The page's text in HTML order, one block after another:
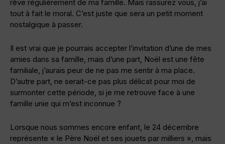
rêve régulièrement de ma famille. Mais rassurez vous, j’ai
tout à fait le moral. C’est juste que sera un petit moment
nostalgique à passer.
Il est vrai que je pourrais accepter l’invitation d’une de mes
amies dans sa famille, mais d’une part, Noël est une fête
familiale, j’aurais peur de ne pas me sentir à ma place.
D’autre part, ne serait-ce pas plus délicat pour moi de
surmonter cette période, si je me retrouve face à une
famille unie qui m’est inconnue ?
Lorsque nous sommes encore enfant, le 24 décembre
représente « le Père Noël et ses jouets par milliers », mais